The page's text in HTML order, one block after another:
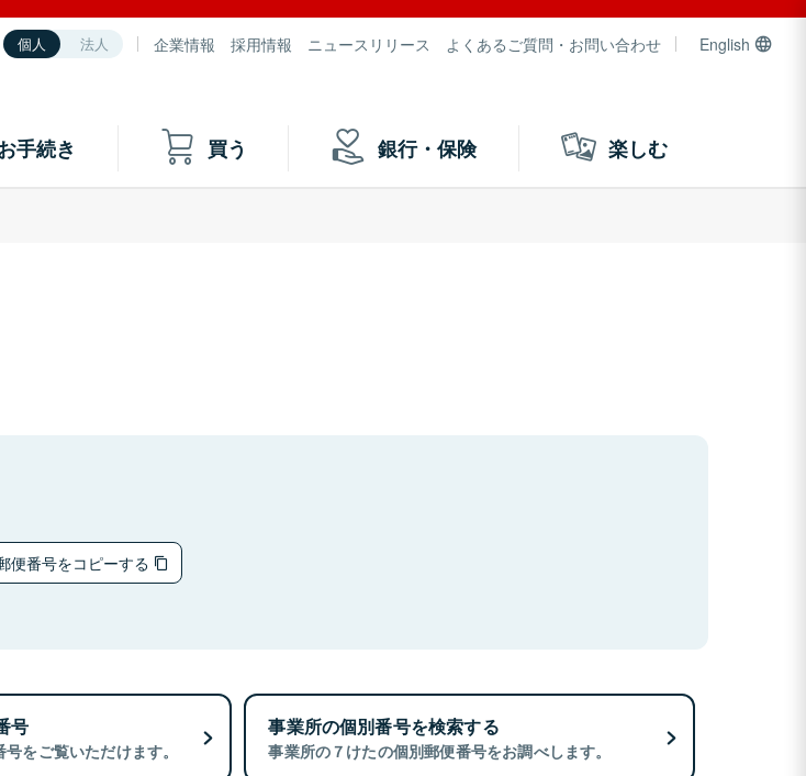
個人 法人 企業情報 採用情報 ニュースリリース よくあるご質問・お問い合わせ English
手続き 買う 銀行・保険 楽しむ
便番号をコピーする
号
をご覧いただけます。
事業所の個別番号を検索する
事業所の７けたの個別郵便番号をお調べします。